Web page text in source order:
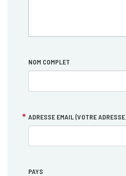
NOM COMPLET
ADRESSE EMAIL (VOTRE
PAYS